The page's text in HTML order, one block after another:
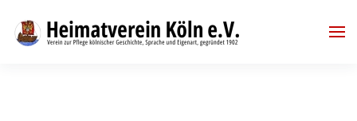
Skip to main content